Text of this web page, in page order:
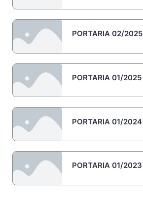
PORTARIA 02/2025
PORTARIA 01/2025
PORTARIA 01/2024
PORTARIA 01/2023